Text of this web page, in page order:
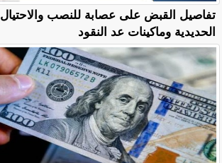
تفاصيل القبض على عصابة للنصب والاحتيال
الحديدية وماكينات عد النقود